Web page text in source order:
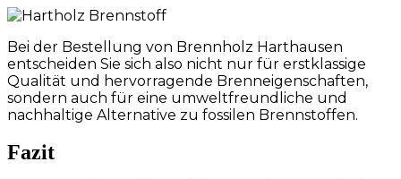
Bei der Bestellung von Brennholz Harthausen
entscheiden Sie sich also nicht nur für erstklassige
Qualität und hervorragende Brenneigenschaften,
sondern auch für eine umweltfreundliche und
nachhaltige Alternative zu fossilen Brennstoffen.
Fazit